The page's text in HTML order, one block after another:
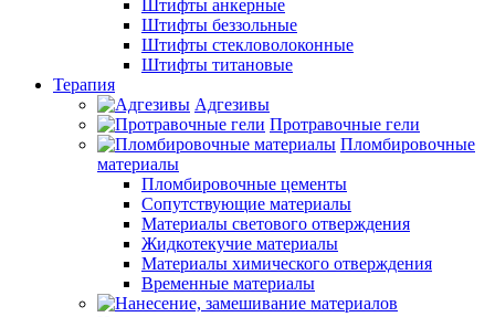
Штифты анкерные
Штифты беззольные
Штифты стекловолоконные
Штифты титановые
Терапия
Адгезивы
Протравочные гели
Пломбировочные
материалы
Пломбировочные цементы
Сопутствующие материалы
Материалы светового отверждения
Жидкотекучие материалы
Материалы химического отверждения
Временные материалы